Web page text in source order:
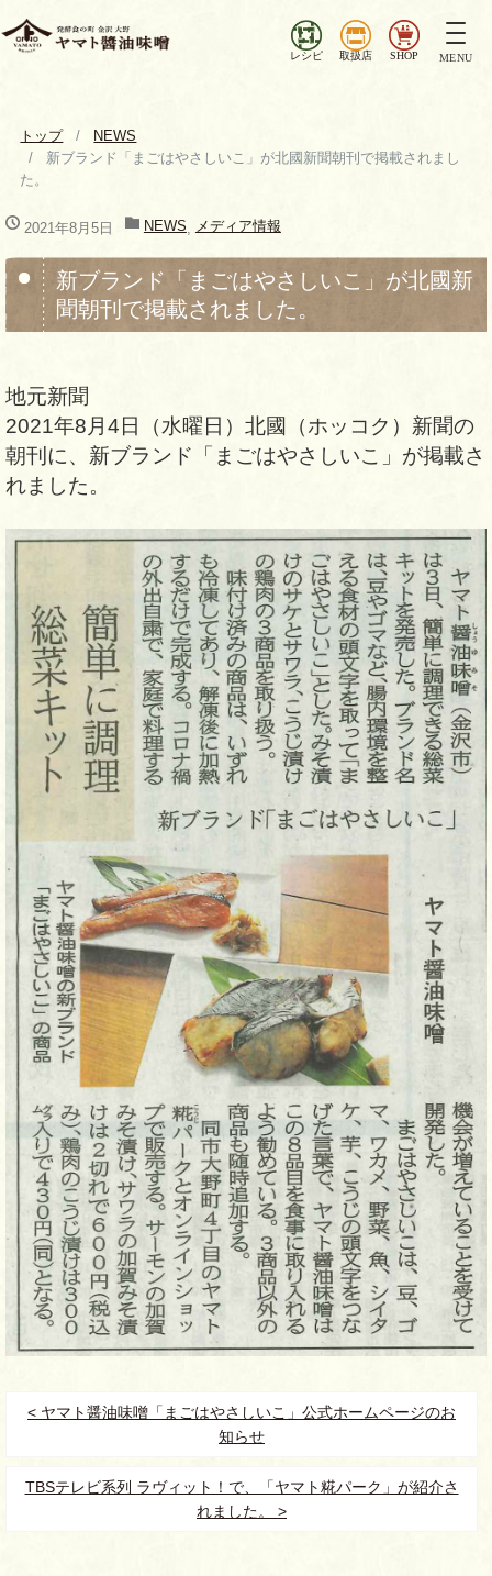
レシピ 取扱店 SHOP
ナ
ビ
替
MENU
トップ
NEWS
新ブランド「まごはやさしいこ」が北國新聞朝刊で掲載されまし
た。
2021年8月5日 NEWS,メディア情報
新ブランド「まごはやさしいこ」が北國新
聞朝刊で掲載されました。
地元新聞
2021年8月4日（水曜日）北國（ホッコク）新聞の
朝刊に、新ブランド「まごはやさしいこ」が掲載さ
れました。
< ヤマト醤油味噌「まごはやさしいこ」公式ホームページのお
知らせ
TBSテレビ系列 ラヴィット！で、「ヤマト糀パーク」が紹介さ
れました。 >